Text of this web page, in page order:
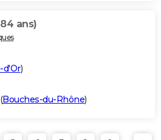
ans)
d'Or)
(Bouches-du-Rhône)